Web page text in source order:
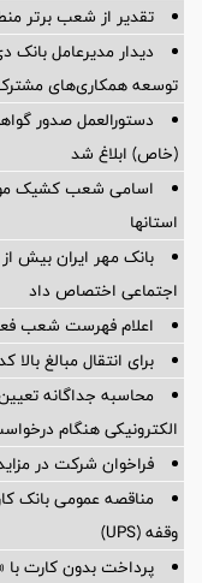
تقدیر از شعب برتر
دیدار مدیرعامل بانک
توسعه همکاری‌های
دستورالعمل صدور
(خاص) ابلاغ شد
استانها
اجتماعی اختصاص داد
اعلام فهرست شعب فعال بانک
برای انتقال مبالغ
الکترونیکی هنگام
فراخوان شرکت در
مناقصه عمومی بانک
وقفه (UPS)
پرداخت بدون کارت با